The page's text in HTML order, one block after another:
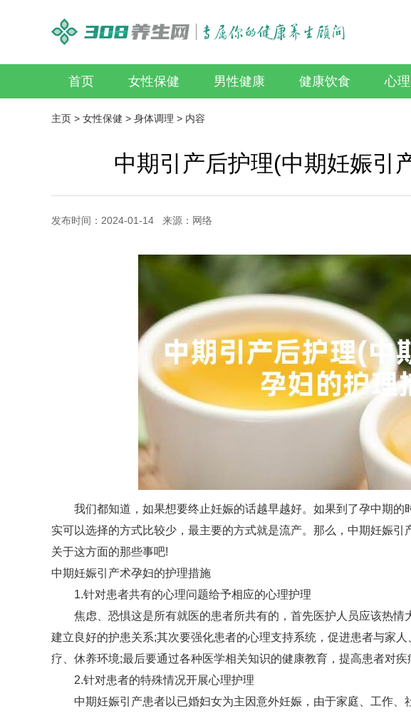
首页 女性保健 男性健康 健康饮食 心
主页 > 女性保健 > 身体调理 > 内容
中期引产后护理(中期妊娠引
发布时间：2024-01-14 来源：网络
我们都知道，如果想要终止妊娠的话越早越好。如果到了孕中期
实可以选择的方式比较少，最主要的方式就是流产。那么，中期妊娠
关于这方面的那些事吧!
中期妊娠引产术孕妇的护理措施
1.针对患者共有的心理问题给予相应的心理护理
焦虑、恐惧这是所有就医的患者所共有的，首先医护人员应该热情
建立良好的护患关系;其次要强化患者的心理支持系统，促进患者与家
疗、休养环境;最后要通过各种医学相关知识的健康教育，提高患者对疾
2.针对患者的特殊情况开展心理护理
中期妊娠引产患者以已婚妇女为主因意外妊娠，由于家庭、工作、